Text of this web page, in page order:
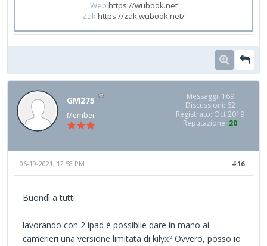
Web https://wubook.net
Zakhttps://zak.wubook.net/
GM275
Member
Messaggi: 169
Discussioni: 62
Registrato: Oct 2019
Reputazione: 20
#16
06-19-2021, 12:58 PM
Buondì a tutti.
lavorando con 2 ipad è possibile dare in mano ai
camerieri una versione limitata di kilyx? Ovvero, posso io